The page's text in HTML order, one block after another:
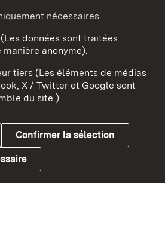
Confidentialité
nécessaires
données sont traitées
anonyme).
tiers (Les éléments de médias
X / Twitter et Google sont
du site.)
Confirmer la sélection